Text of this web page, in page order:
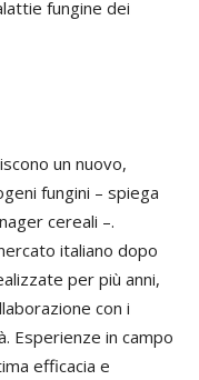
fungine dei
un nuovo,
fungini – spiega
cereali –.
italiano dopo
per più anni,
con i
Esperienze in campo
efficacia e